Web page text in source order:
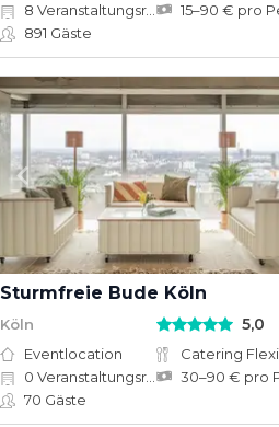
8 Veranstaltungsräume
891 Gäste
Sturmfreie Bude Köln
Köln 5,0
Eventlocation
Catering
0 Veranstaltungsräume
70 Gäste